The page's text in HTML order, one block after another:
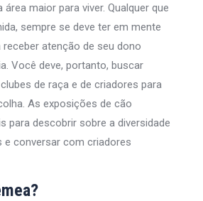
área maior para viver. Qualquer que
sempre se deve ter em mente
atenção de seu dono
Você deve, portanto, buscar
de raça e de criadores para
As exposições de cão
para descobrir sobre a diversidade
e conversar com criadores